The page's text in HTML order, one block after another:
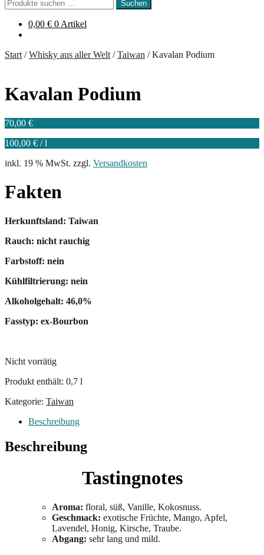
nach:
Suchen
0,00 € 0 Artikel
Start /Whisky aus aller Welt /Taiwan /Kavalan Podium
Kavalan Podium
70,00 €
100,00 € /l
inkl. 19 % MwSt. zzgl. Versandkosten
Fakten
Herkunftsland: Taiwan
Rauch: nicht rauchig
Farbstoff: nein
Kühlfiltrierung: nein
Alkoholgehalt: 46,0%
Fasstyp: ex-Bourbon
Nicht vorrätig
Produkt enthält: 0,7 l
Kategorie: Taiwan
Beschreibung
Beschreibung
Tastingnotes
Aroma: floral, süß, Vanille, Kokosnuss.
Geschmack: exotische Früchte, Mango, Apfel,
Lavendel, Honig, Kirsche, Traube.
Abgang: sehr lang und mild.